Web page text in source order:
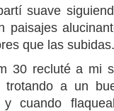
suave
paisajes
que las subidas.
30 recluté a mi
trotando a un
y cuando